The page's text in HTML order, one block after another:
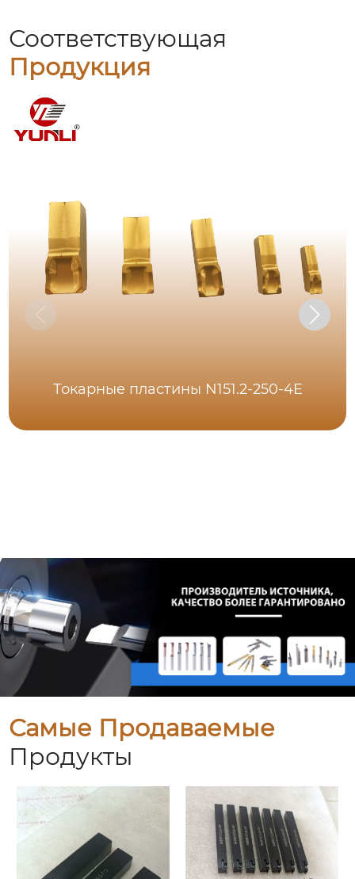
Соответствующая
Продукция
Токарные пластины N151.2-250-4E
Самые Продаваемые
Продукты